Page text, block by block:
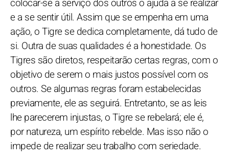
e a se sentir útil. Assim que se empenha em uma
ação, o Tigre se dedica completamente, dá tudo de
si. Outra de suas qualidades é a honestidade. Os
Tigres são diretos, respeitarão certas regras, com o
objetivo de serem o mais justos possível com os
outros. Se algumas regras foram estabelecidas
previamente, ele as seguirá. Entretanto, se as leis
lhe parecerem injustas, o Tigre se rebelará; ele é,
por natureza, um espírito rebelde. Mas isso não o
impede de realizar seu trabalho com seriedade.